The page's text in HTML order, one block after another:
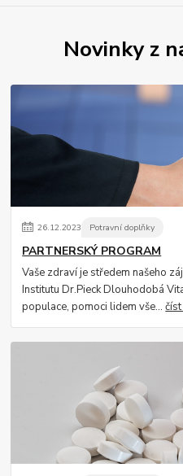
Novinky z
26.12.2023 Potravní doplňky
PARTNERSKÝ PROGRAM
Vaše zdraví je středem našeho
Institutu Dr.Pieck Dlouhodobá
populace, pomoci lidem vše...